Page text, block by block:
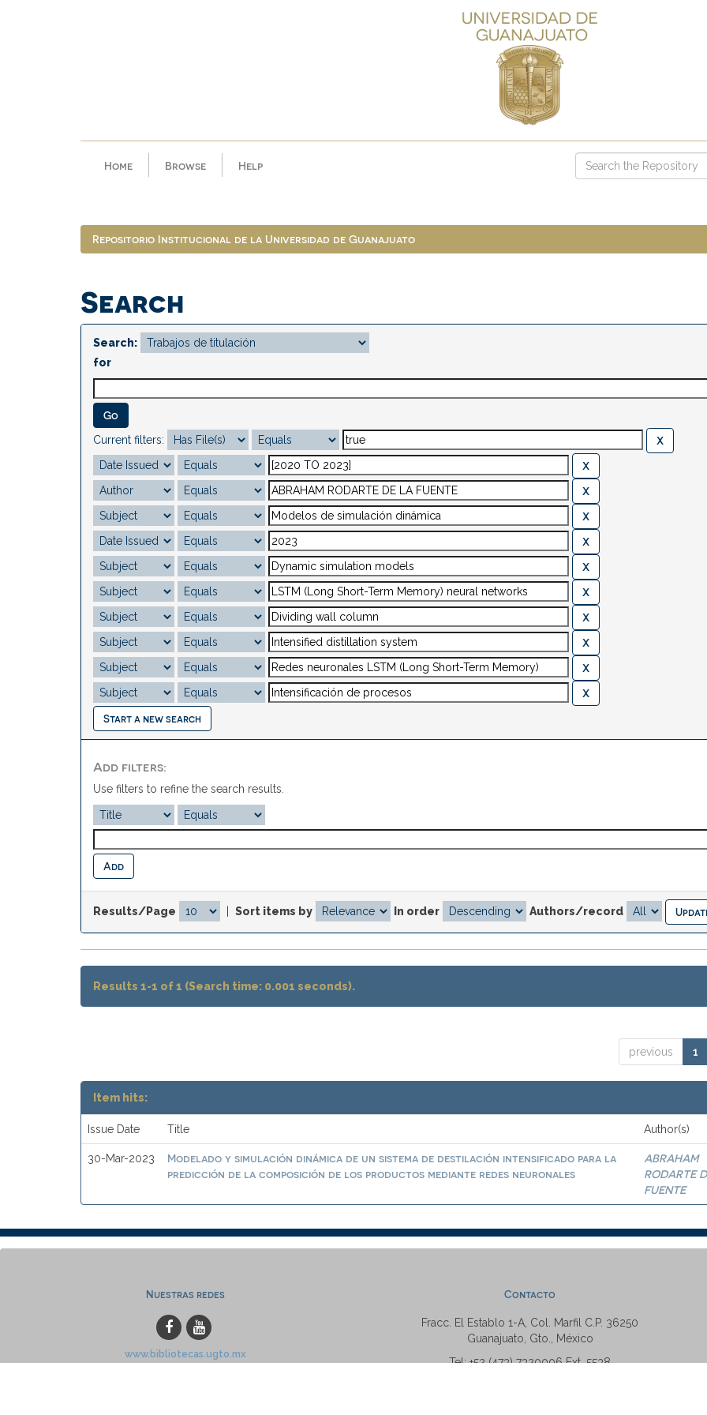
Home Browse Help
Repositorio Institucional de la Universidad de Guanajuato
Search
Search:
for
Current filters:
Start a new search
Add filters:
Use filters to refine the search results.
Results/Page Sort items by In order Authors/record
Results 1-1 of 1 (Search time: 0.001 seconds).
previous 1
Item hits:
Issue Date Title Author(s)
30-Mar-2023
Modelado y simulación dinámica de un sistema de destilación intensificado para la
predicción de la composición de los productos mediante redes neuronales
ABRAHAM
RODARTE
FUENTE
Nuestras redes
www.bibliotecas.ugto.mx
Contacto
Fracc. El Establo 1-A, Col. Marfil C.P. 36250
Guanajuato, Gto., México
Tel: +52 (473) 7320006 Ext. 5538